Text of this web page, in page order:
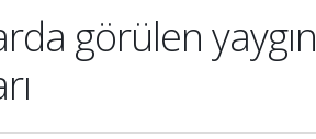
görülen yaygın